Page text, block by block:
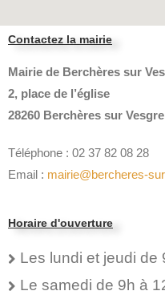
Contactez la mairie
Mairie de Berchères sur
2, place de l’église
28260 Berchères sur Vesgre
Téléphone : 02 37 82 08 28
Email : mairie@bercheres-
Horaire d'ouverture
Les lundi et jeudi de
Le samedi de 9h à